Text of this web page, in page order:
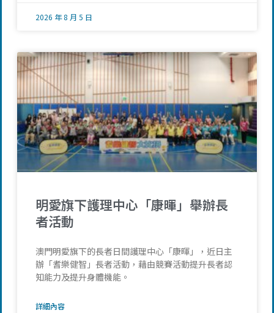
2026 年 8 月 5 日
明愛旗下護理中心「康暉」舉辦長
者活動
澳門明愛旗下的長者日間護理中心「康暉」，近日主
辦「耆樂健智」長者活動，藉由競賽活動提升長者認
知能力及提升身體機能。
詳細內容